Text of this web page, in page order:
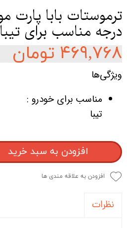
درجه مناسب برای تیبا
۴۶۹,۷۶۸ تومان
ویژگی‌ها
مناسب برای خودرو :
تیبا
افزودن به سبد خرید
افزودن به علاقه مندی ها
نظرات